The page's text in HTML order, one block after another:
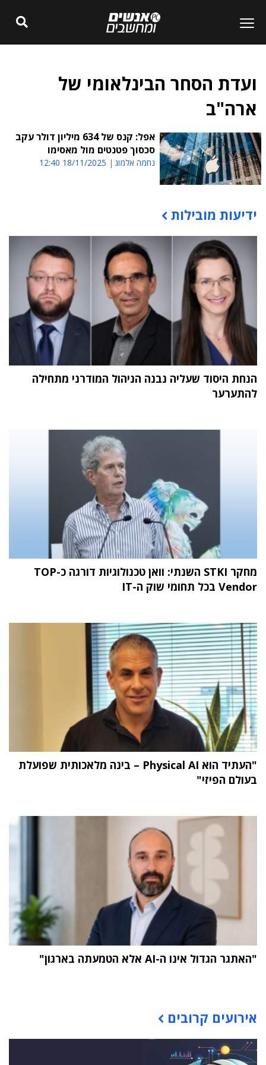
ועדת הסחר הבינלאומי של
ארה"ב
אפל: קנס של 634 מיליון דולר עקב
סכסוך פטנטים מול מאסימו
נחמה אלמוג 18/11/2025 12:40
תוכן פרסומי
ידיעות מובילות
הנחת היסוד שעליה נבנה הניהול המודרני מתחילה
להתערער
מחקר STKI השנתי: וואן טכנולוגיות דורגה כ-TOP
Vendor בכל תחומי שוק ה-IT
"העתיד הוא Physical AI – בינה מלאכותית שפועלת
בעולם הפיזי"
"האתגר הגדול אינו ה-AI אלא הטמעתה בארגון"
אירועים קרובים